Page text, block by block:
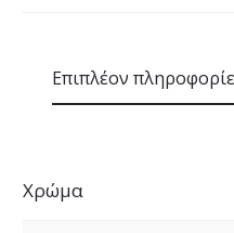
Επιπλέον
Χρώμα